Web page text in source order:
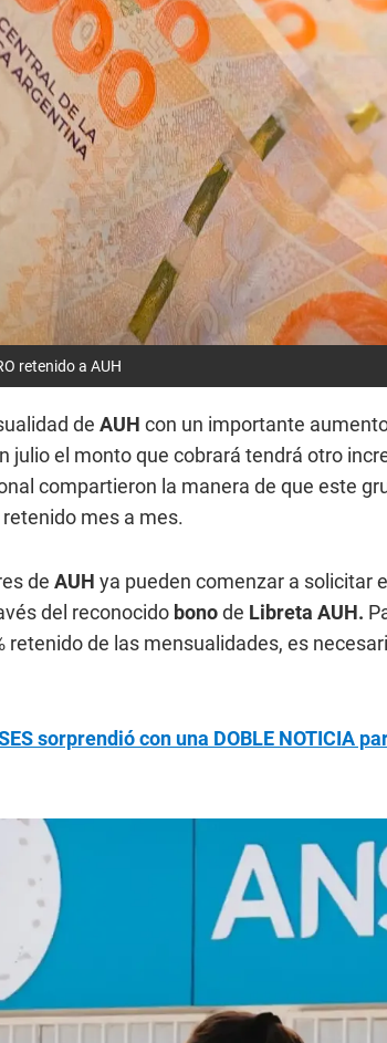
retenido a AUH
de AUH con un importante
julio el monto que cobrará tendrá otro
compartieron la manera de que este
mes a mes.
de AUH ya pueden comenzar a solicitar
del reconocido bonode Libreta AUH.
retenido de las mensualidades, es
sorprendió con una DOBLE NOTICIA